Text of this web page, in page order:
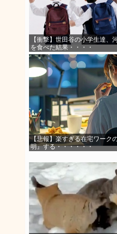
【衝撃】世田谷の小学生達、
を食べた結果・・・・
【悲報】楽すぎる在宅ワーク
明』する・・・・・・